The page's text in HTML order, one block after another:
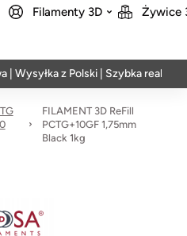
Filamenty 3D Żywice
z Polski | Szybka realizacja w 24h
FILAMENT 3D ReFill
PCTG+10GF 1,75mm
Black 1kg